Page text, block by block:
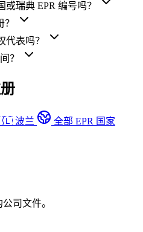
瑞典 EPR 编号吗？
？
代表吗？
？
波兰 全部 EPR 国家
司文件。